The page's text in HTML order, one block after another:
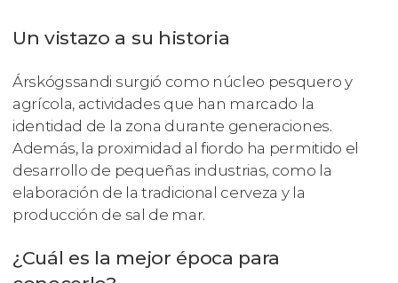
Un vistazo a su historia
Árskógssandi surgió como núcleo pesquero y
agrícola, actividades que han marcado la
identidad de la zona durante generaciones.
Además, la proximidad al fiordo ha permitido el
desarrollo de pequeñas industrias, como la
elaboración de la tradicional cerveza y la
producción de sal de mar.
¿Cuál es la mejor época para